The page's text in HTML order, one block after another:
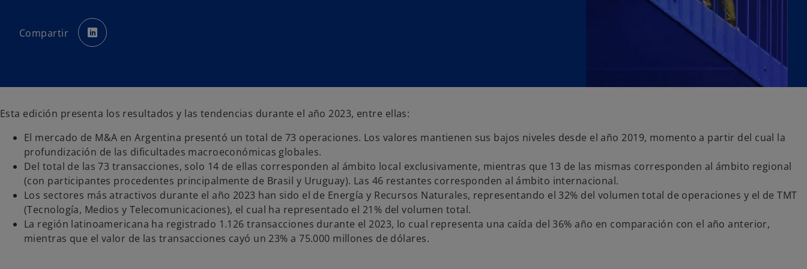
Compartir e
a
n
e
s
ñ
a
n
u
e
v
a
Esta edición presenta los resultados y las tendencias durante el año 2023, entre ellas:
El mercado de M&A en Argentina presentó un total de 73 operaciones. Los valores mantienen sus bajos niveles desde el año 2019, momento a partir del cual la
profundización de las dificultades macroeconómicas globales.
Del total de las 73 transacciones, solo 14 de ellas corresponden al ámbito local exclusivamente, mientras que 13 de las mismas corresponden al ámbito regional
(con participantes procedentes principalmente de Brasil y Uruguay). Las 46 restantes corresponden al ámbito internacional.
Los sectores más atractivos durante el año 2023 han sido el de Energía y Recursos Naturales, representando el 32% del volumen total de operaciones y el de TMT
(Tecnología, Medios y Telecomunicaciones), el cual ha representado el 21% del volumen total.
La región latinoamericana ha registrado 1.126 transacciones durante el 2023, lo cual representa una caída del 36% año en comparación con el año anterior,
mientras que el valor de las transacciones cayó un 23% a 75.000 millones de dólares.